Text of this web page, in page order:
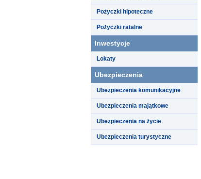
Pożyczki hipoteczne
Pożyczki ratalne
Inwestycje
Lokaty
Ubezpieczenia
Ubezpieczenia komunikacyjne
Ubezpieczenia majątkowe
Ubezpieczenia na życie
Ubezpieczenia turystyczne